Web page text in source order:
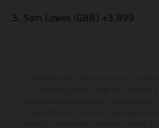
3. Sam Lowes (GBR) +3.899